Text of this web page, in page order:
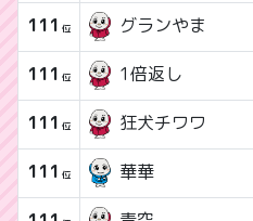
111 位 グランやま
111 位 1倍返し
111 位 狂犬チワワ
111 位 華華